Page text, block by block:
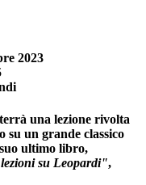
2023
una lezione rivolta
su un grande classico
ultimo libro,
su Leopardi",